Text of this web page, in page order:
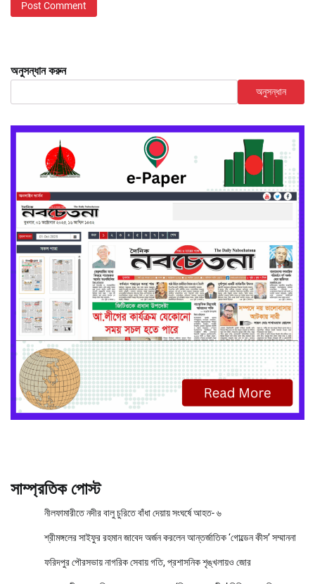
অনুসন্ধান করুন
অনুসন্ধান
সাম্প্রতিক পোস্ট
নীলফামারীতে নদীর বালু চুরিতে বাঁধা দেয়ায় সংঘর্ষে আহত- ৬
শ্রীমঙ্গলের সাইফুর রহমান জাবেদ অর্জন করলেন আন্তর্জাতিক ‘গোল্ডেন কীস’ সম্মাননা
ফরিদপুর পৌরসভায় নাগরিক সেবায় গতি, প্রশাসনিক শৃঙ্খলায়ও জোর